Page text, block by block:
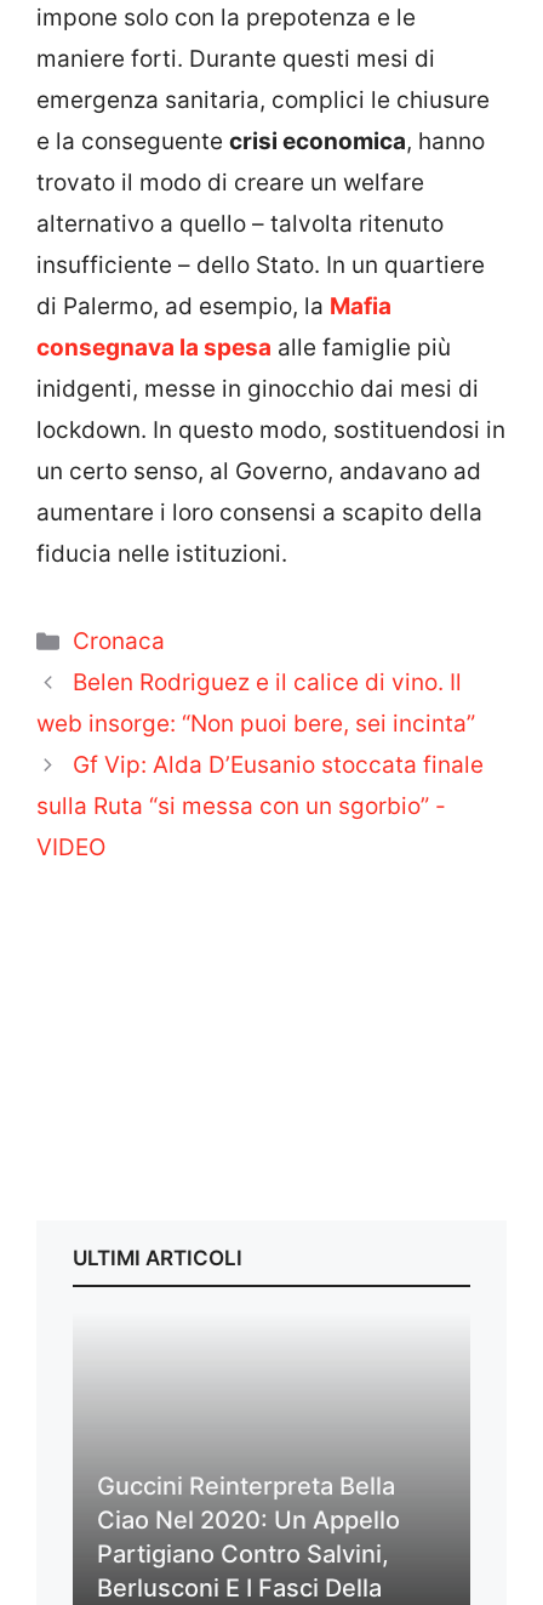
impone solo con la prepotenza e le
maniere forti. Durante questi mesi di
emergenza sanitaria, complici le chiusure
e la conseguente crisi economica, hanno
trovato il modo di creare un welfare
alternativo a quello – talvolta ritenuto
insufficiente – dello Stato. In un quartiere
di Palermo, ad esempio, la Mafia
consegnava la spesa alle famiglie più
inidgenti, messe in ginocchio dai mesi di
lockdown. In questo modo, sostituendosi in
un certo senso, al Governo, andavano ad
aumentare i loro consensi a scapito della
fiducia nelle istituzioni.
Categorie
Cronaca
Belen Rodriguez e il calice di vino. Il
web insorge: “Non puoi bere, sei incinta”
Gf Vip: Alda D’Eusanio stoccata finale
sulla Ruta “si messa con un sgorbio” -
VIDEO
ULTIMI ARTICOLI
Guccini Reinterpreta Bella
Ciao Nel 2020: Un Appello
Partigiano Contro Salvini,
Berlusconi E I Fasci Della